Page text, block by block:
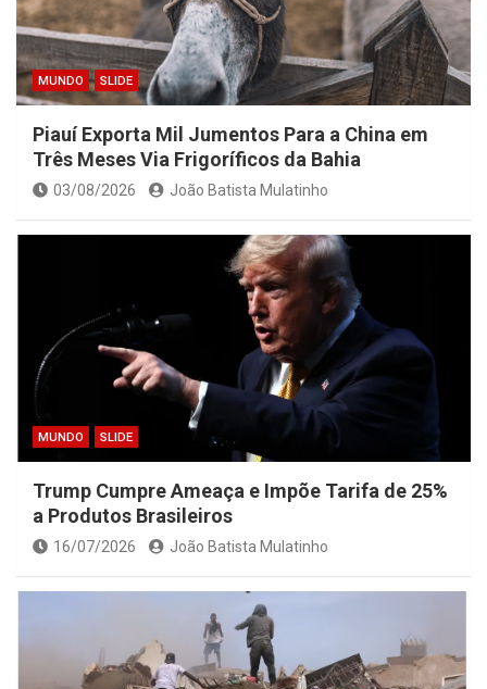
MUNDO SLIDE
Piauí Exporta Mil Jumentos Para a China em
Três Meses Via Frigoríficos da Bahia
03/08/2026 João Batista Mulatinho
MUNDO SLIDE
Trump Cumpre Ameaça e Impõe Tarifa de 25%
a Produtos Brasileiros
16/07/2026 João Batista Mulatinho